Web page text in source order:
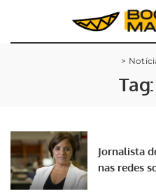
>
Tag:
Jornalista
nas redes